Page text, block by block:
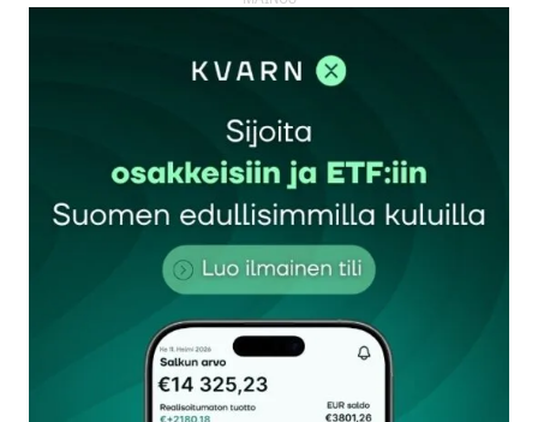
kirjautua
rekisteröityä
Sähköpostiosoitettasi ei julkaista.Pakolliset
kentät on merkitty*
Kommentti*